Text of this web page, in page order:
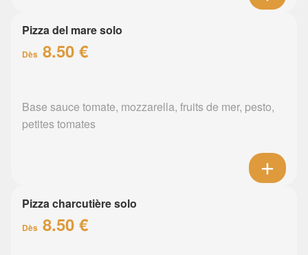
Pizza del mare solo
Dès 8.50 €
Base sauce tomate, mozzarella, fruits de mer, pesto,
petites tomates
Pizza charcutière solo
Dès 8.50 €